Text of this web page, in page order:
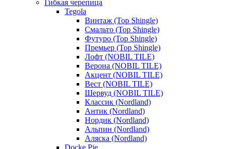
Гибкая черепица
Tegola
Винтаж (Top Shingle)
Смальто (Top Shingle)
Футуро (Top Shingle)
Премьер (Top Shingle)
Лофт (NOBIL TILE)
Верона (NOBIL TILE)
Акцент (NOBIL TILE)
Вест (NOBIL TILE)
Шервуд (NOBIL TILE)
Классик (Nordland)
Антик (Nordland)
Нордик (Nordland)
Альпин (Nordland)
Аляска (Nordland)